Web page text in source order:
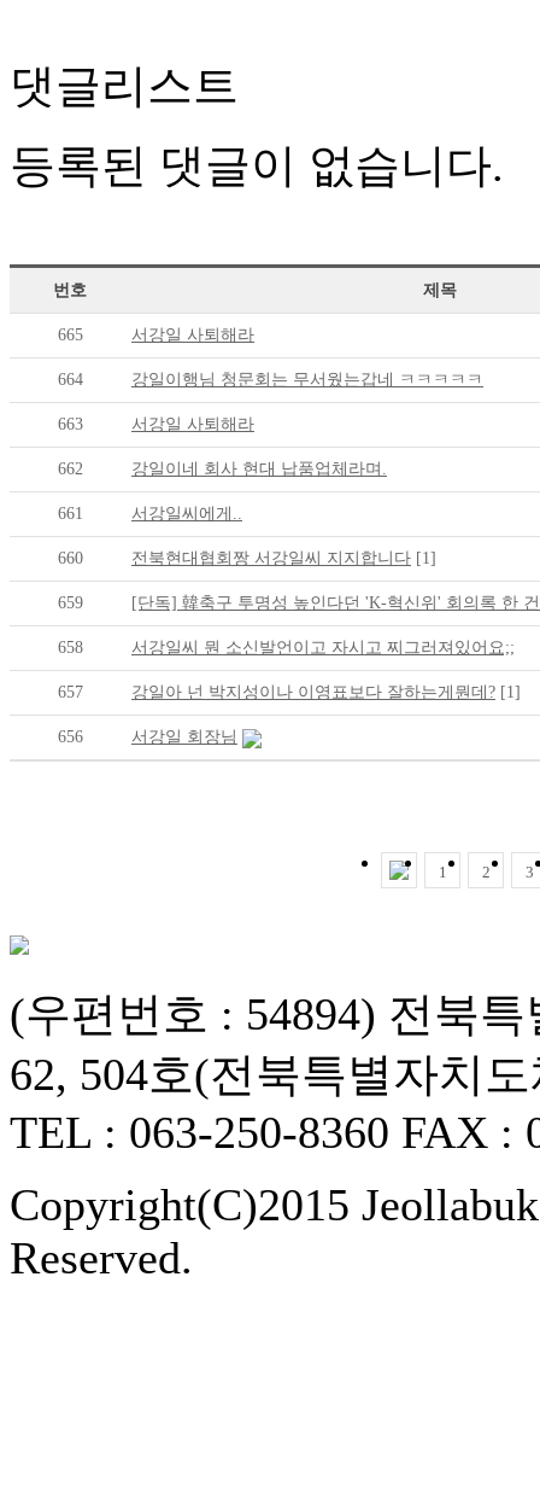
댓글리스트
등록된 댓글이 없습니다.
번호 제목
665 서강일 사퇴해라
664 강일이행님 청문회는 무서웠는갑네 ㅋㅋㅋㅋㅋ
663 서강일 사퇴해라
662 강일이네 회사 현대 납품업체라며.
661 서강일씨에게..
660 전북현대협회짱 서강일씨 지지합니다 [1]
659 [단독] 韓축구 투명성 높인다던 'K-혁신위' 회의록 한
658 서강일씨 뭔 소신발언이고 자시고 찌그러져있어요;;
657 강일아 넌 박지성이나 이영표보다 잘하는게뭔데? [1]
656 서강일 회장님
1 2 3
(우편번호 : 54894) 전북
62, 504호(전북특별자치
TEL : 063-250-8360 FAX :
Copyright(C)2015
Reserved.